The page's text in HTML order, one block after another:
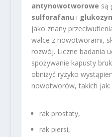
antynowotworowe są
sulforafanu i
jako znany
walce z nowotworami,
rozwój. Liczne badania
spożywanie kapusty
obniżyć ryzyko
nowotworów, takich jak:
rak prostaty,
rak piersi,